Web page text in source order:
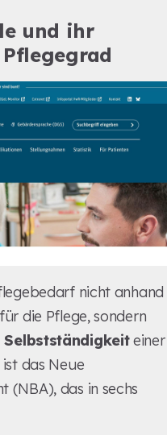
und ihr
nicht anhand
die Pflege, sondern
Selbstständigkeiteiner
das Neue
(NBA), das in sechs